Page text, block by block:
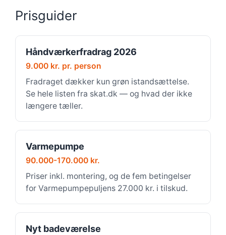
Prisguider
Håndværkerfradrag 2026
9.000 kr. pr. person
Fradraget dækker kun grøn istandsættelse.
Se hele listen fra skat.dk — og hvad der ikke
længere tæller.
Varmepumpe
90.000-170.000 kr.
Priser inkl. montering, og de fem betingelser
for Varmepumpepuljens 27.000 kr. i tilskud.
Nyt badeværelse